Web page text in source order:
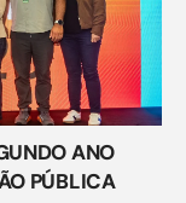
ANO
PÚBLICA